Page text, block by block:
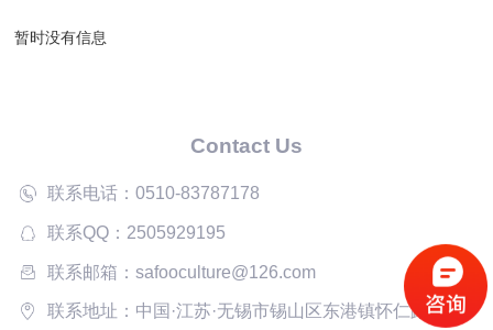
暂时没有信息
Contact Us
联系电话：0510-83787178
联系QQ：2505929195
联系邮箱：safooculture@126.com
联系地址：中国·江苏·无锡市锡山区东港镇怀仁路61号